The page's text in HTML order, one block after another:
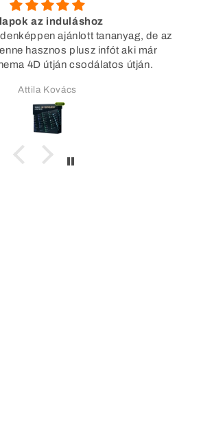
Hasznos anyag!
a Hair object segítségével lehet majd
szőnyeget is csinálni.
Cintia